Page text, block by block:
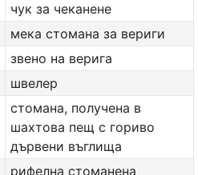
чук за чеканене
мека стомана за вериги
звено на верига
швелер
стомана, получена в
шахтова пещ с гориво
дървени въглища
рифелна стоманена